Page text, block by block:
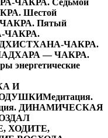
ЧАКРА. Седьмой
Шестой
Пятый
ЧАКРА.
ЧАКРА.
— ЧАКРА.
энергетические
И
Медитация.
ДИНАМИЧЕСКАЯ
ХОДИТЕ,